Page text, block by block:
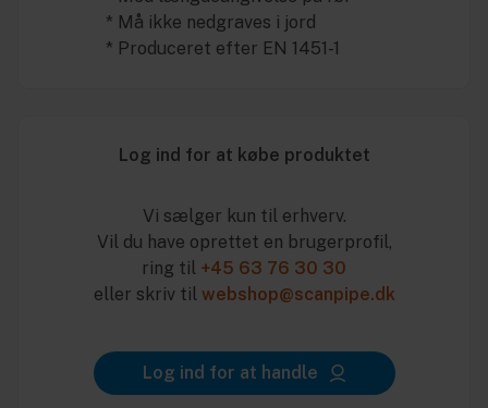
* Må ikke nedgraves i jord
* Produceret efter EN 1451-1
Log ind for at købe produktet
Vi sælger kun til erhverv.
Vil du have oprettet en brugerprofil,
ring til +45 63 76 30 30
eller skriv til webshop@scanpipe.dk
Log ind for at handle